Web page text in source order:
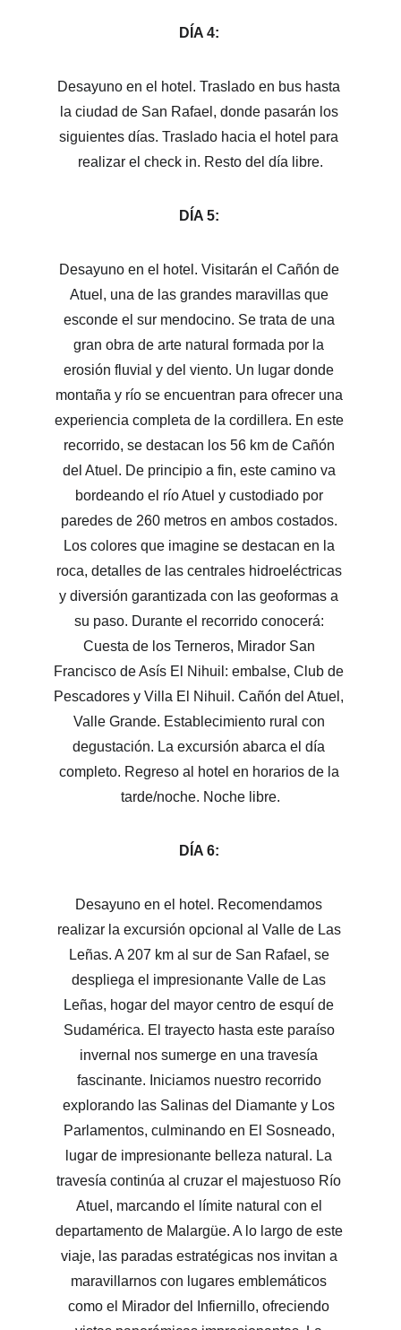
DÍA 4:
Desayuno en el hotel. Traslado en bus hasta
la ciudad de San Rafael, donde pasarán los
siguientes días. Traslado hacia el hotel para
realizar el check in. Resto del día libre.
DÍA 5:
Desayuno en el hotel. Visitarán el Cañón de
Atuel, una de las grandes maravillas que
esconde el sur mendocino. Se trata de una
gran obra de arte natural formada por la
erosión fluvial y del viento. Un lugar donde
montaña y río se encuentran para ofrecer una
experiencia completa de la cordillera. En este
recorrido, se destacan los 56 km de Cañón
del Atuel. De principio a fin, este camino va
bordeando el río Atuel y custodiado por
paredes de 260 metros en ambos costados.
Los colores que imagine se destacan en la
roca, detalles de las centrales hidroeléctricas
y diversión garantizada con las geoformas a
su paso. Durante el recorrido conocerá:
Cuesta de los Terneros, Mirador San
Francisco de Asís El Nihuil: embalse, Club de
Pescadores y Villa El Nihuil. Cañón del Atuel,
Valle Grande. Establecimiento rural con
degustación. La excursión abarca el día
completo. Regreso al hotel en horarios de la
tarde/noche. Noche libre.
DÍA 6:
Desayuno en el hotel. Recomendamos
realizar la excursión opcional al Valle de Las
Leñas. A 207 km al sur de San Rafael, se
despliega el impresionante Valle de Las
Leñas, hogar del mayor centro de esquí de
Sudamérica. El trayecto hasta este paraíso
invernal nos sumerge en una travesía
fascinante. Iniciamos nuestro recorrido
explorando las Salinas del Diamante y Los
Parlamentos, culminando en El Sosneado,
lugar de impresionante belleza natural. La
travesía continúa al cruzar el majestuoso Río
Atuel, marcando el límite natural con el
departamento de Malargüe. A lo largo de este
viaje, las paradas estratégicas nos invitan a
maravillarnos con lugares emblemáticos
como el Mirador del Infiernillo, ofreciendo